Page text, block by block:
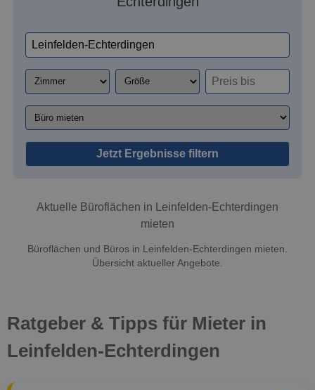
Jetzt Ergebnisse filtern
Aktuelle Büroflächen in Leinfelden-Echterdingen
mieten
Büroflächen und Büros in Leinfelden-Echterdingen mieten.
Übersicht aktueller Angebote.
Ratgeber & Tipps für Mieter in
Leinfelden-Echterdingen